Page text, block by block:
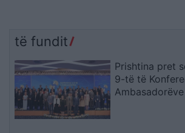
të fundit
Prishtina pret
9-të të